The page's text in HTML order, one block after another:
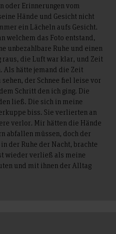
oder Erinnerungen vom
Hände und Gesicht nicht
ein Lächeln aufs Gesicht.
welchem das Foto entstand,
unbezahlbare Ruhe und einen
raus, die Luft war klar, und Zeit
Als hätte jemand die Zeit
der Schnee fiel leise vor
Schritt den ich ging. Die
ließ. Die sich in meine
biss. Sie verlierten an
verlor. Mir hätten die Hände
abfallen müssen, doch der
der Ruhe der Nacht, brachte
wieder verließ als meine
und mit ihnen der Alltag